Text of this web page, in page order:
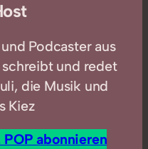
Podcaster aus
und redet
die Musik und
Kiez
POP abonnieren